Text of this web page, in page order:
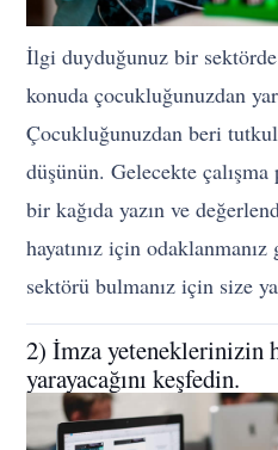
İlgi duyduğunuz bir
konuda çocukluğunuzdan
Çocukluğunuzdan beri
düşünün. Gelecekte
bir kağıda yazın ve
hayatınız için
sektörü bulmanız için size
2) İmza yeteneklerinizin
yarayacağını keşfedin.